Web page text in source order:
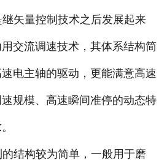
矢量控制技术之后发展起来
交流调速技术，其体系结构简
电主轴的驱动，更能满意高速
规模、高速瞬间准停的动态特
结构较为简单，一般用于磨